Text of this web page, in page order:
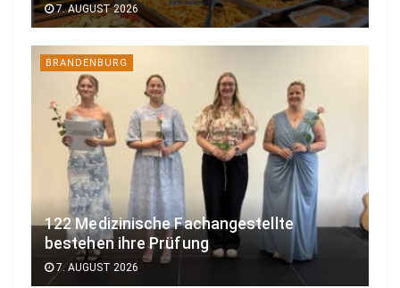
7. AUGUST 2026
BRANDENBURG
122 Medizinische Fachangestellte
bestehen ihre Prüfung
7. AUGUST 2026